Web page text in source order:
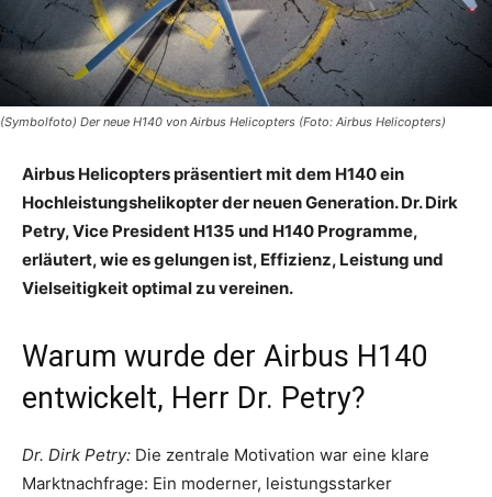
(Symbolfoto) Der neue H140 von Airbus Helicopters (Foto: Airbus Helicopters)
Airbus Helicopters präsentiert mit dem H140 ein
Hochleistungshelikopter der neuen Generation. Dr. Dirk
Petry, Vice President H135 und H140 Programme,
erläutert, wie es gelungen ist, Effizienz, Leistung und
Vielseitigkeit optimal zu vereinen.
Warum wurde der Airbus H140
entwickelt, Herr Dr. Petry?
Dr. Dirk Petry: Die zentrale Motivation war eine klare
Marktnachfrage: Ein moderner, leistungsstarker